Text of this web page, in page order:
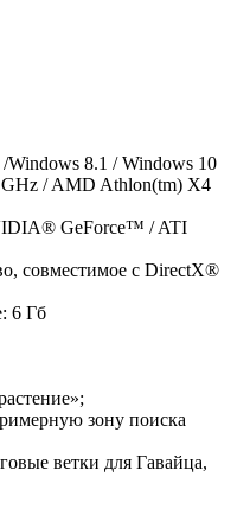
Windows 8.1 / Windows 10
/ AMD Athlon(tm) X4
GeForce™ / ATI
совместимое с DirectX®
6 Гб
зону поиска
ветки для Гавайца,